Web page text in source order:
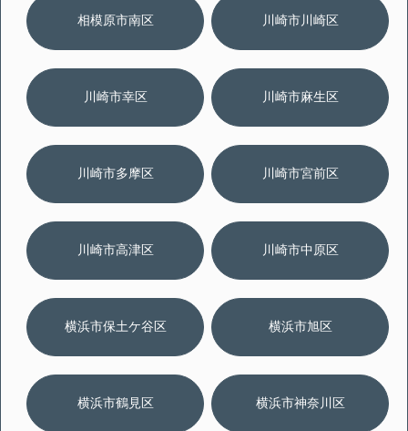
相模原市南区 川崎市川崎区
川崎市幸区 川崎市麻生区
川崎市多摩区 川崎市宮前区
川崎市高津区 川崎市中原区
横浜市保土ケ谷区 横浜市旭区
横浜市鶴見区 横浜市神奈川区